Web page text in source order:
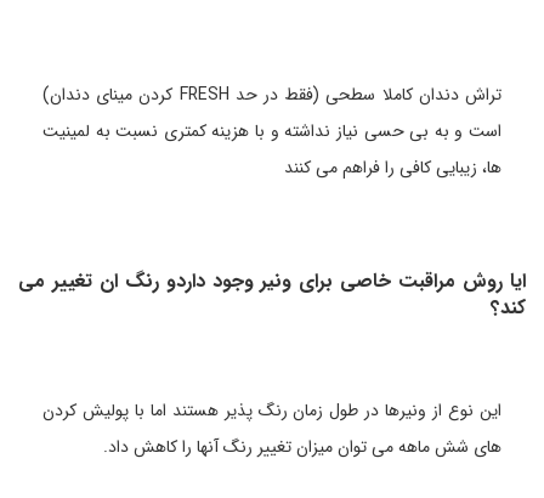
تراش دندان کاملا سطحی (فقط در حد FRESH کردن مینای دندان)
است و به بی حسی نیاز نداشته و با هزینه کمتری نسبت به لمینیت
ها، زیبایی کافی را فراهم می کنند
ایا روش مراقبت خاصی برای ونیر وجود داردو رنگ ان تغییر می
کند؟
این نوع از ونیرها در طول زمان رنگ پذیر هستند اما با پولیش کردن
های شش ماهه می توان میزان تغییر رنگ آنها را کاهش داد.